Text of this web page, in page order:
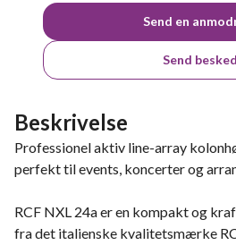
Send en
Send besked
Beskrivelse
Professionel aktiv line-array
perfekt til events, koncerter og
RCF NXL 24a er en kompakt og
fra det italienske kvalitetsmærke